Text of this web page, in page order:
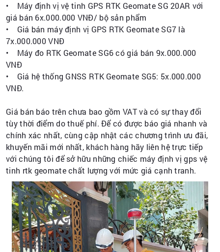
• Máy định vị vệ tinh GPS RTK Geomate SG 20AR với
giá bán 6x.000.000 VNĐ/ bộ sản phẩm
• Giá bán máy định vị GPS RTK Geomate SG7 là
7x.000.000 VNĐ
• Máy đo RTK Geomate SG6 có giá bán 9x.000.000
VNĐ
• Giá hệ thống GNSS RTK Geomate SG5: 5x.000.000
VNĐ.
Giá bán báo trên chưa bao gồm VAT và có sự thay đổi
tùy thời điểm do thuế phí. Để có được báo giá nhanh và
chính xác nhất, cùng cập nhật các chương trình ưu đãi,
khuyến mãi mới nhất, khách hàng hãy liên hệ trực tiếp
với chúng tôi để sở hữu những chiếc máy định vị gps vệ
tinh rtk geomate chất lượng với mức giá cạnh tranh.